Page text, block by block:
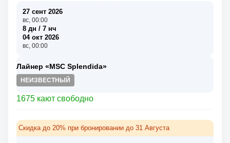
27 сент 2026
вс, 00:00
8 дн / 7 нч
04 окт 2026
вс, 00:00
Лайнер «MSC Splendida»
НЕИЗВЕСТНЫЙ
1675 кают свободно
Скидка до 20% при бронировании до 31 Августа